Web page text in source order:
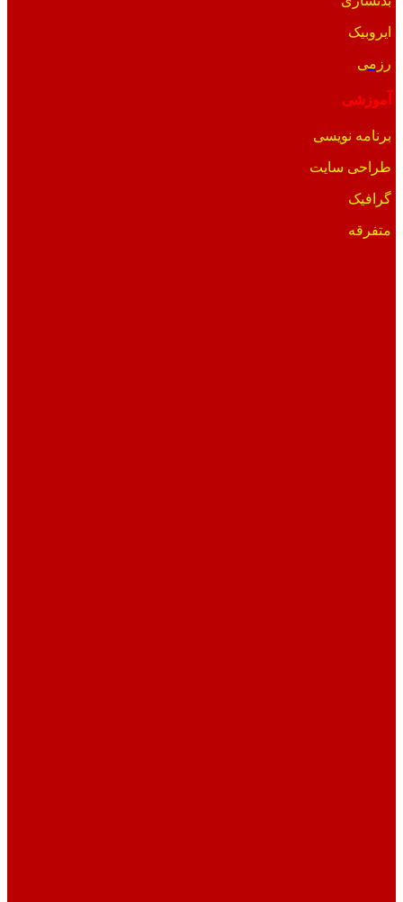
ایروبیک
رزمی
آموزشی
برنامه نویسی
طراحی سایت
گرافیک
متفرقه